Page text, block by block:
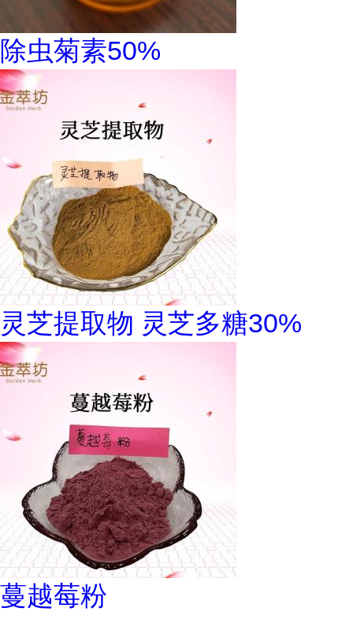
除虫菊素50%
灵芝提取物 灵芝多糖30%
蔓越莓粉